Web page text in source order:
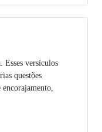
Esses versículos
questões